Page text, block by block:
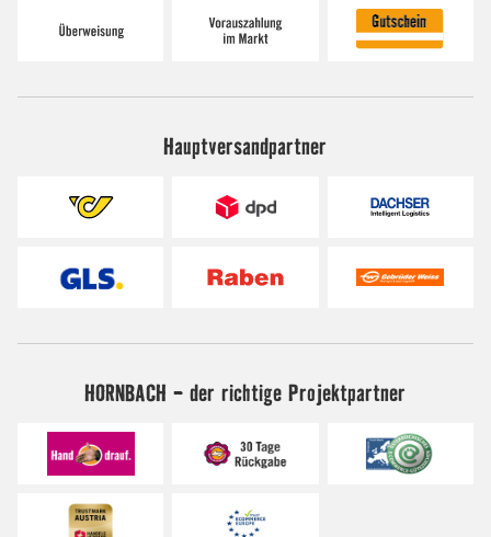
Hauptversandpartner
HORNBACH - der richtige Projektpartner